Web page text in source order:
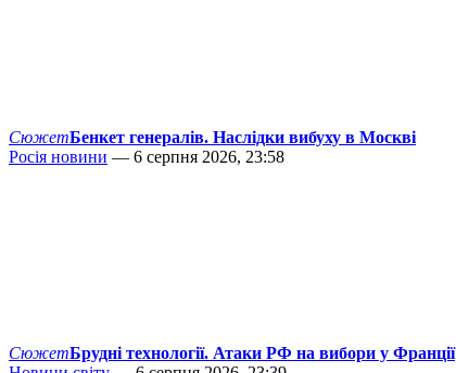
СюжетБенкет генералів. Наслідки вибуху в Москві
Росія новини — 6 серпня 2026, 23:58
СюжетБрудні технології. Атаки РФ на вибори у Франції